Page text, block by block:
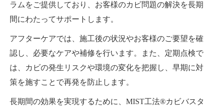
ラムをご提供しており、お客様のカビ問題の解決を長期
間にわたってサポートします。
アフターケアでは、施工後の状況やお客様のご要望を確
認し、必要なケアや補修を行います。また、定期点検で
は、カビの発生リスクや環境の変化を把握し、早期に対
策を施すことで再発を防止します。
長期間の効果を実現するために、MIST工法®カビバスタ